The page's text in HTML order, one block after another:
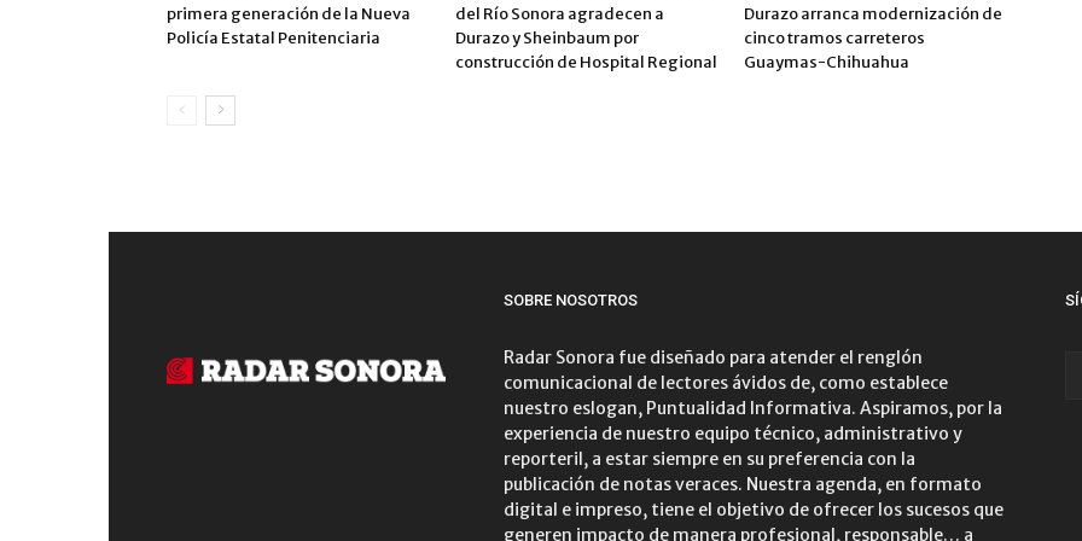
primera generación de la Nueva
Policía Estatal Penitenciaria
del Río Sonora agradecen a
Durazo y Sheinbaum por
construcción de Hospital Regional
Durazo arranca modernización de
cinco tramos carreteros
Guaymas-Chihuahua
SOBRE NOSOTROS
Radar Sonora fue diseñado para atender el renglón
comunicacional de lectores ávidos de, como establece
nuestro eslogan, Puntualidad Informativa. Aspiramos, por la
experiencia de nuestro equipo técnico, administrativo y
reporteril, a estar siempre en su preferencia con la
publicación de notas veraces. Nuestra agenda, en formato
digital e impreso, tiene el objetivo de ofrecer los sucesos que
generen impacto de manera profesional, responsable… a